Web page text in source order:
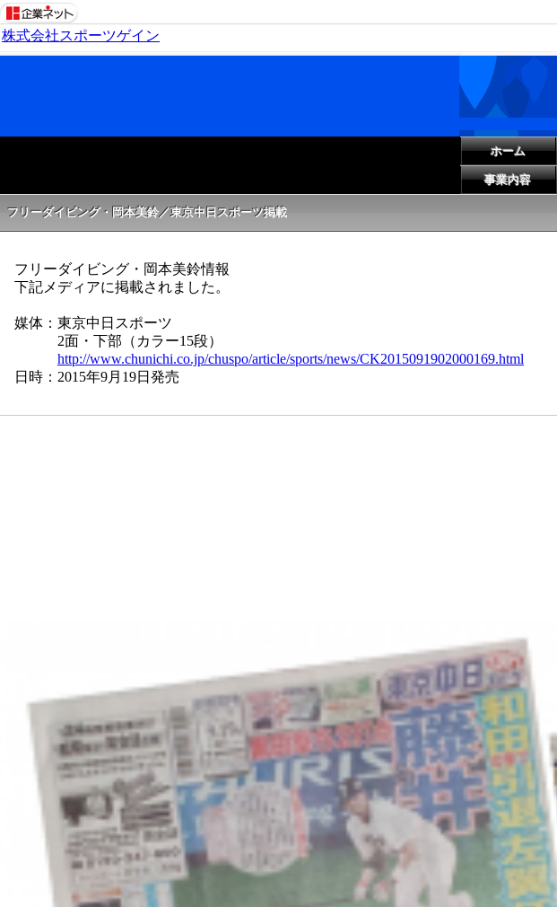
株式会社スポーツゲイン
ホーム
事業内容
フリーダイビング・岡本美鈴／東京中日スポーツ掲載
フリーダイビング・岡本美鈴情報
下記メディアに掲載されました。
媒体：東京中日スポーツ
2面・下部（カラー15段）
http://www.chunichi.co.jp/chuspo/article/sports/news/CK2015091902000169.html
日時：2015年9月19日発売